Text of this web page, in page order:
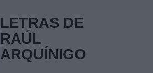
LETRAS DE
RAÚL
ARQUÍNIGO